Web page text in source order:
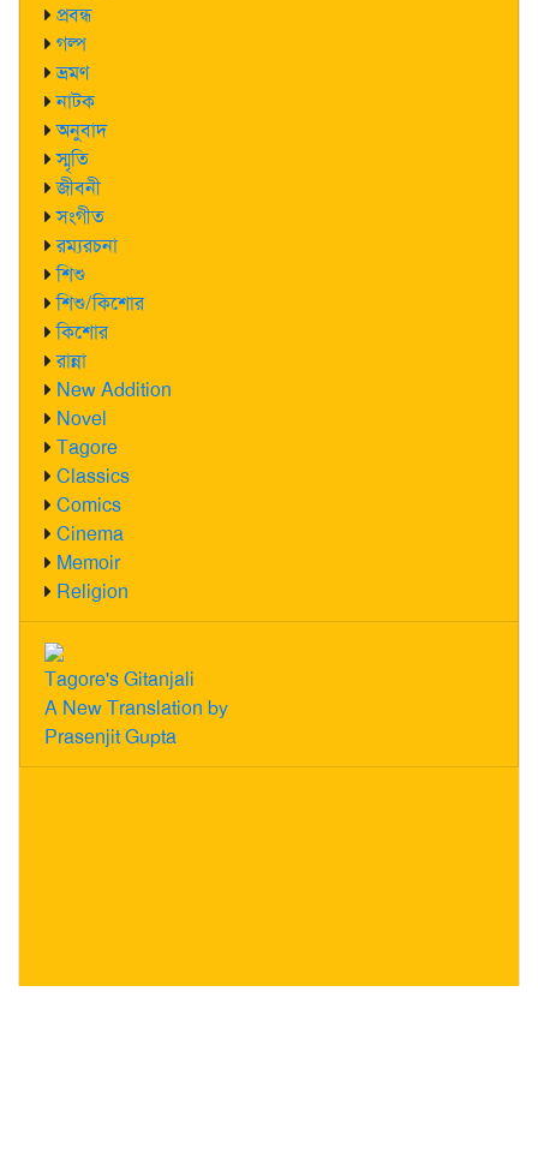
প্রবন্ধ
গল্প
ভ্রমণ
নাটক
অনুবাদ
স্মৃতি
জীবনী
সংগীত
রম্যরচনা
শিশু
শিশু/কিশোর
কিশোর
রান্না
New Addition
Novel
Tagore
Classics
Comics
Cinema
Memoir
Religion
Tagore's Gitanjali
A New Translation by
Prasenjit Gupta